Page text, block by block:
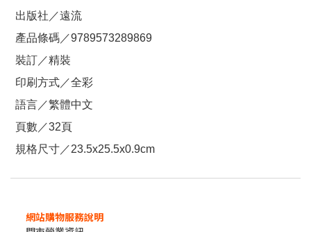
出版社／遠流
產品條碼／9789573289869
裝訂／精裝
印刷方式／全彩
語言／繁體中文
頁數／32頁
規格尺寸／23.5x25.5x0.9cm
網站購物服務說明